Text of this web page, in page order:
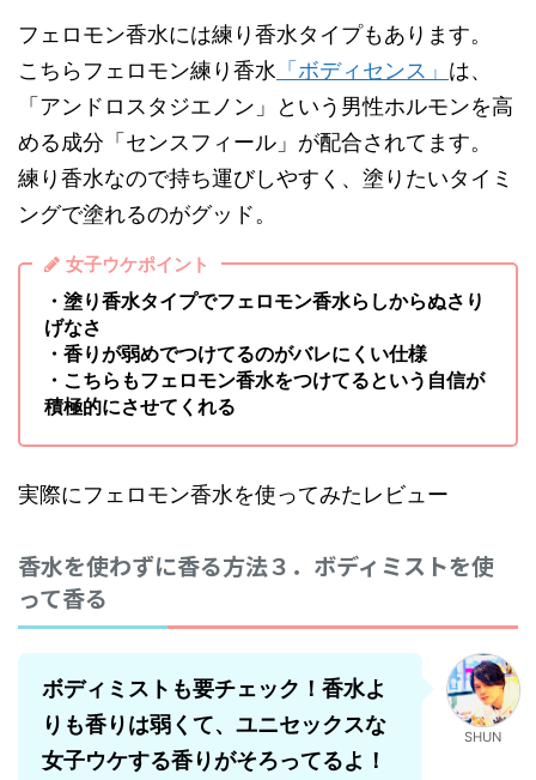
フェロモン香水には練り香水タイプもあります。
こちらフェロモン練り香水 「ボディセンス」 は、
「アンドロスタジエノン」という男性ホルモンを高
める成分「センスフィール」が配合されてます。
練り香水なので持ち運びしやすく、塗りたいタイミ
ングで塗れるのがグッド。
女子ウケポイント
・塗り香水タイプでフェロモン香水らしからぬさり
げなさ
・香りが弱めでつけてるのがバレにくい仕様
・こちらもフェロモン香水をつけてるという自信が
積極的にさせてくれる
実際にフェロモン香水を使ってみたレビュー
香水を使わずに香る方法３．ボディミストを使
って香る
ボディミストも要チェック！香水よ
りも香りは弱くて、ユニセックスな
女子ウケする香りがそろってるよ！
SHUN